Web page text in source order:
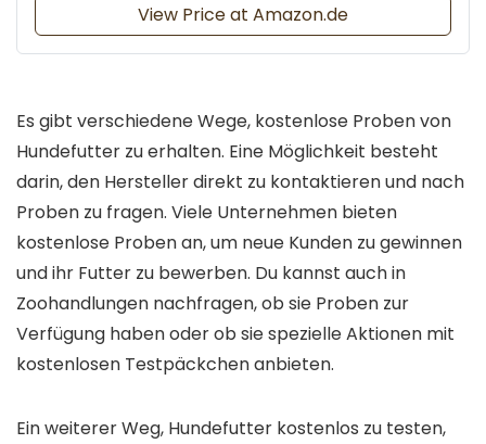
View Price at Amazon.de
Es gibt verschiedene Wege, kostenlose Proben von
Hundefutter zu erhalten. Eine Möglichkeit besteht
darin, den Hersteller direkt zu kontaktieren und nach
Proben zu fragen. Viele Unternehmen bieten
kostenlose Proben an, um neue Kunden zu gewinnen
und ihr Futter zu bewerben. Du kannst auch in
Zoohandlungen nachfragen, ob sie Proben zur
Verfügung haben oder ob sie spezielle Aktionen mit
kostenlosen Testpäckchen anbieten.
Ein weiterer Weg, Hundefutter kostenlos zu testen,